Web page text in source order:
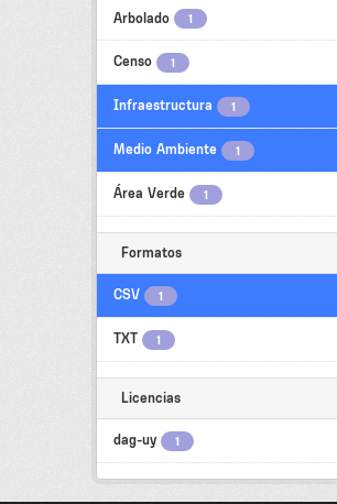
Arbolado 1
Censo 1
Infraestructura 1
Medio Ambiente 1
Área Verde 1
Formatos
CSV 1
TXT 1
Licencias
dag-uy 1